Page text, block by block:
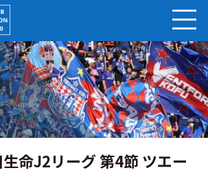
命J2リーグ 第4節 ツエー